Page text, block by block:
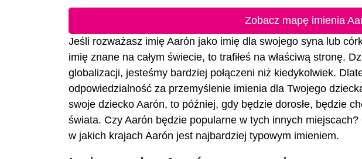
Zobacz mapę imienia
Jeśli rozważasz imię Aarón jako imię dla swojego syna lub
imię znane na całym świecie, to trafiłeś na właściwą stronę.
globalizacji, jesteśmy bardziej połączeni niż kiedykolwiek.
odpowiedzialność za przemyślenie imienia dla Twojego
swoje dziecko Aarón, to później, gdy będzie dorosłe, będzie
świata. Czy Aarón będzie popularne w tych innych
w jakich krajach Aarón jest najbardziej typowym imieniem.